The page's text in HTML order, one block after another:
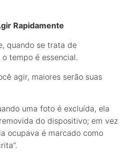
Rapidamente
quando se trata de
tempo é essencial.
agir, maiores serão suas
uma foto é excluída, ela
do dispositivo; em vez
ocupava é marcado como